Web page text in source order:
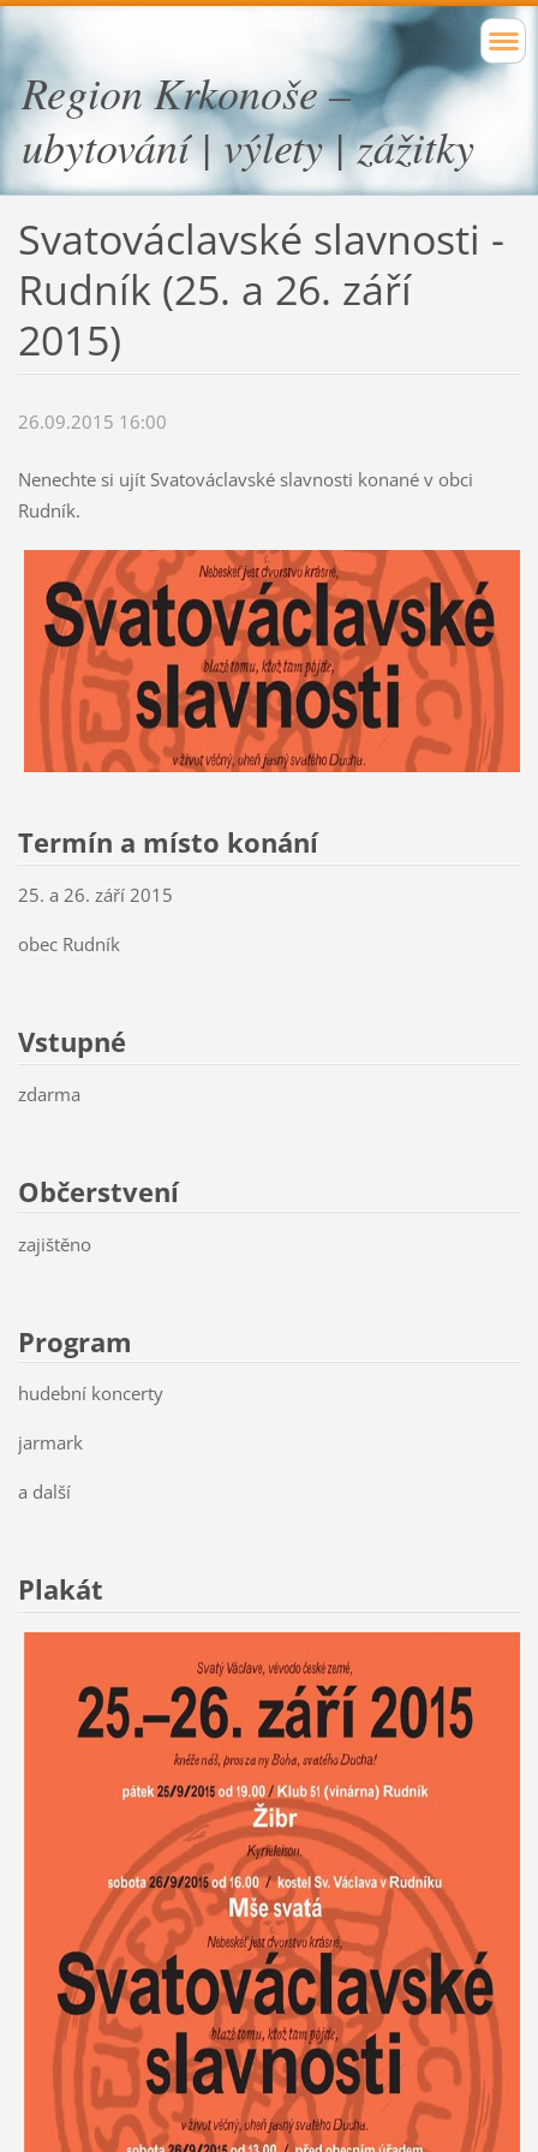
Region Krkonoše –
ubytování | výlety | zážitky
Svatováclavské slavnosti -
Rudník (25. a 26. září
2015)
26.09.2015 16:00
Nenechte si ujít Svatováclavské slavnosti konané v obci
Rudník.
Termín a místo konání
25. a 26. září 2015
obec Rudník
Vstupné
zdarma
Občerstvení
zajištěno
Program
hudební koncerty
jarmark
a další
Plakát